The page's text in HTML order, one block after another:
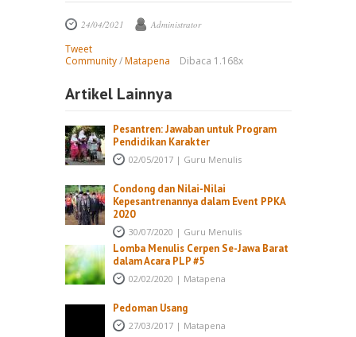
24/04/2021 Administrator
Tweet
Community/Matapena Dibaca 1.168x
Artikel Lainnya
Pesantren: Jawaban untuk Program
Pendidikan Karakter
02/05/2017| Guru Menulis
Condong dan Nilai-Nilai
Kepesantrenannya dalam Event PPKA
2020
30/07/2020 | Guru Menulis
Lomba Menulis Cerpen Se-Jawa Barat
dalam Acara PLP #5
02/02/2020 | Matapena
Pedoman Usang
27/03/2017| Matapena